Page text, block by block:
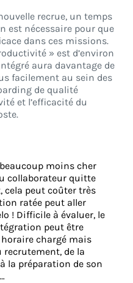
recrue, un temps
est nécessaire pour que
dans ces missions.
» est d’environ
aura davantage de
facilement au sein des
de qualité
et l’efficacité du
moins cher
collaborateur quitte
cela peut coûter très
ratée peut aller
! Difficile à évaluer, le
peut être
chargé mais
recrutement, de la
la préparation de son